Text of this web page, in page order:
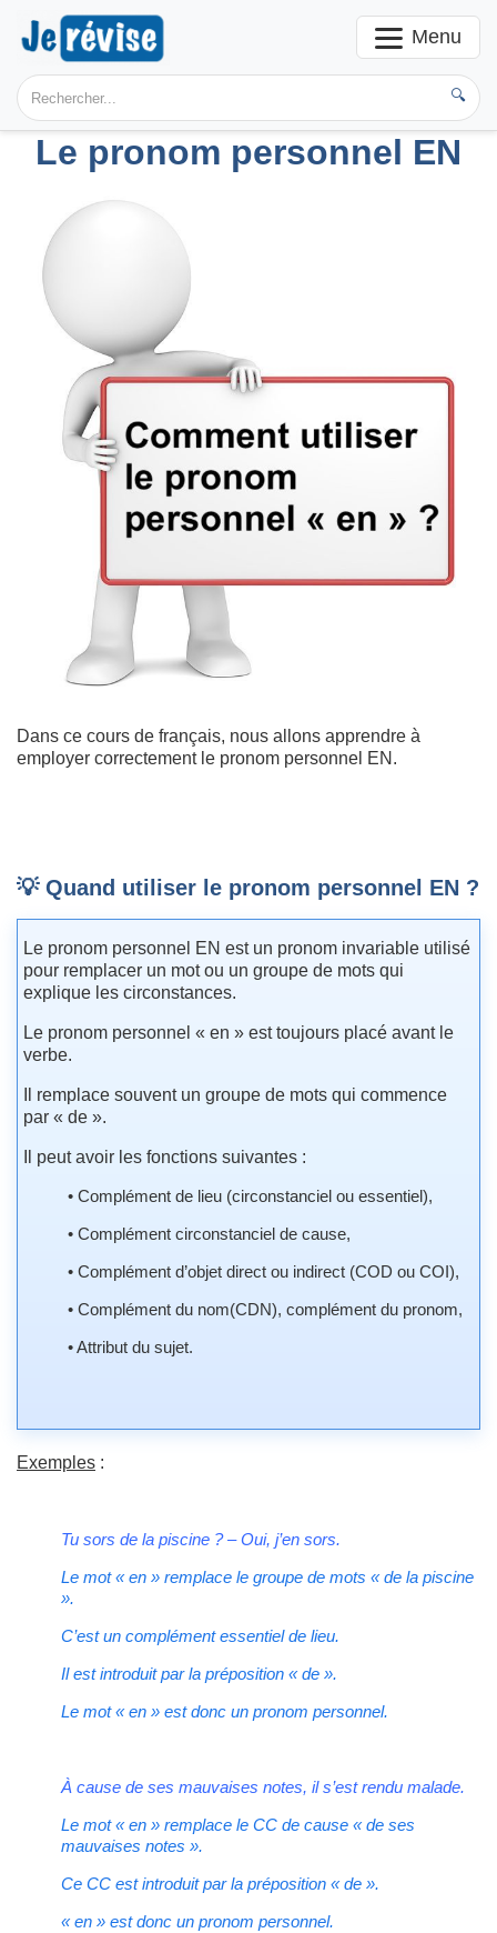
Menu
🔍
Le pronom personnel EN
Dans ce cours de français, nous allons apprendre à
employer correctement le pronom personnel EN.
💡 Quand utiliser le pronom personnel EN ?
Le pronom personnel EN est un pronom invariable utilisé
pour remplacer un mot ou un groupe de mots qui
explique les circonstances.
Le pronom personnel « en » est toujours placé avant le
verbe.
Il remplace souvent un groupe de mots qui commence
par « de ».
Il peut avoir les fonctions suivantes :
• Complément de lieu (circonstanciel ou essentiel),
• Complément circonstanciel de cause,
• Complément d’objet direct ou indirect (COD ou COI),
• Complément du nom(CDN), complément du pronom,
• Attribut du sujet.
Exemples :
Tu sors de la piscine ? – Oui, j’en sors.
Le mot « en » remplace le groupe de mots « de la piscine
».
C’est un complément essentiel de lieu.
Il est introduit par la préposition « de ».
Le mot « en » est donc un pronom personnel.
À cause de ses mauvaises notes, il s’est rendu malade.
Le mot « en » remplace le CC de cause « de ses
mauvaises notes ».
Ce CC est introduit par la préposition « de ».
« en » est donc un pronom personnel.